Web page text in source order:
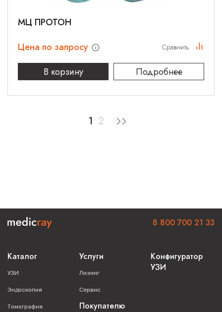
МЦ ПРОТОН
Цена по запросу
В корзину
Подробнее
Сравнить
1 2
Каталог
УЗИ
Эндоскопия
Томография
Услуги
Лизинг
Сервис
Покупателю
Конфигуратор
УЗИ
8 800 700 21 33